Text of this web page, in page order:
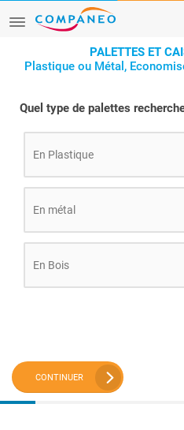
PALETTES ET
Plastique ou Métal,
Quel type de palettes
En Plastique
En métal
En Bois
CONTINUER